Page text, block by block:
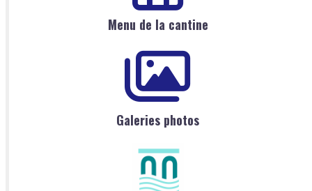
Menu de la cantine
Galeries photos